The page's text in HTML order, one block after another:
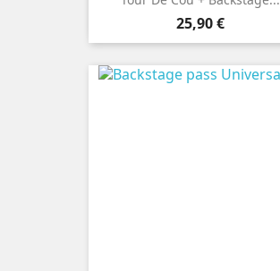
Prix
25,90 €